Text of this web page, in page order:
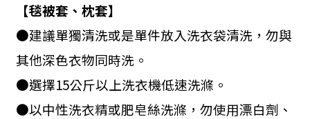
【毯被套、枕套】
●建議單獨清洗或是單件放入洗衣袋清洗，勿與
其他深色衣物同時洗。
●選擇15公斤以上洗衣機低速洗滌。
●以中性洗衣精或肥皂絲洗滌，勿使用漂白劑、